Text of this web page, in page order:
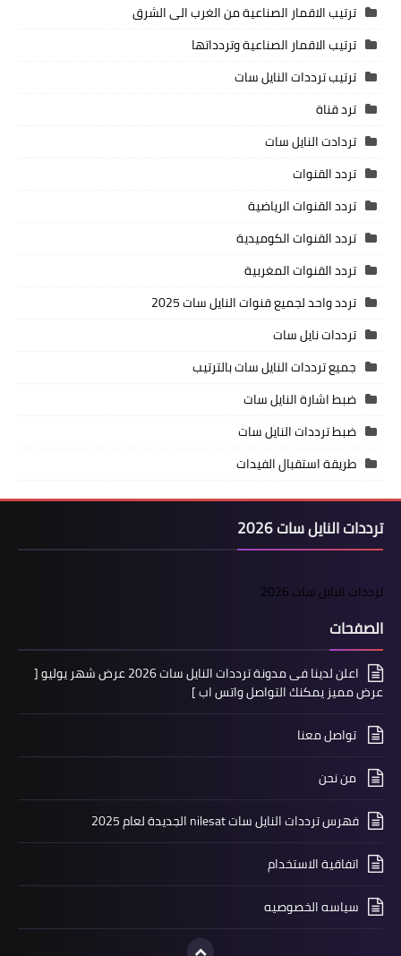
ترتيب الاقمار الصناعية من الغرب الى الشرق
ترتيب الاقمار الصناعية وتردداتها
ترتيب ترددات النايل سات
ترد قناة
تردادت النايل سات
تردد القنوات
تردد القنوات الرياضية
تردد القنوات الكوميدية
تردد القنوات المغربية
تردد واحد لجميع قنوات النايل سات 2025
ترددات نايل سات
جميع ترددات النايل سات بالترتيب
ضبط اشارة النايل سات
ضبط ترددات النايل سات
طريقة استقبال الفيدات
ترددات النايل سات 2026
ترددات النايل سات 2026
الصفحات
اعلن لدينا فى مدونة ترددات النايل سات 2026 عرض شهر يوليو [
عرض مميز يمكنك التواصل واتس اب ]
تواصل معنا
من نحن
فهرس ترددات النايل سات nilesat الجديدة لعام 2025
اتفاقية الاستخدام
سياسه الخصوصيه